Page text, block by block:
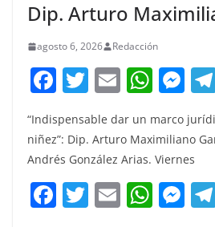
Dip. Arturo
agosto 6, 2026 Redacción
F
c
e
b
o
T
w
itt
er
E
ai
l
W
at
s
A
p
M
e
ss
e
n
g
“Indispensable dar un marco
niñez”: Dip. Arturo Maximiliano
Andrés González Arias. Viernes
F T E W M